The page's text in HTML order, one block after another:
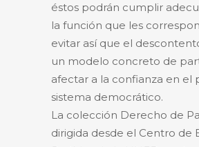
éstos podrán cumplir
la función que les
evitar así que el
un modelo concreto de
afectar a la confianza en el
sistema democrático.
La colección Derecho de
dirigida desde el Centro de